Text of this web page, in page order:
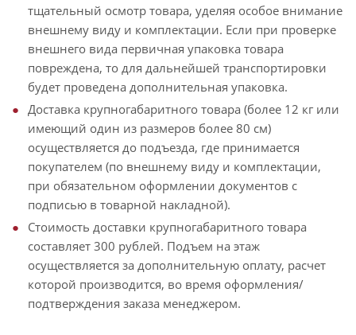
тщательный осмотр товара, уделяя особое внимание
внешнему виду и комплектации. Если при проверке
внешнего вида первичная упаковка товара
повреждена, то для дальнейшей транспортировки
будет проведена дополнительная упаковка.
Доставка крупногабаритного товара (более 12 кг или
имеющий один из размеров более 80 см)
осуществляется до подъезда, где принимается
покупателем (по внешнему виду и комплектации,
при обязательном оформлении документов с
подписью в товарной накладной).
Стоимость доставки крупногабаритного товара
составляет 300 рублей. Подъем на этаж
осуществляется за дополнительную оплату, расчет
которой производится, во время оформления/
подтверждения заказа менеджером.